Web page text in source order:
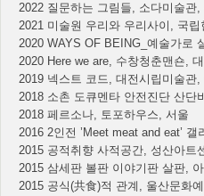
2022 질문하는 그림들, 소다미술관,
2021 미술원 우리와 우리사이, 국
2020 WAYS OF BEING_예술가로
2020 Here we are, 수창청춘맨숀,
2019 넥스트 코드, 대전시립미술관,
2018 소촌 도큐멘타 안전진단 산단
2018 페르소나, 토포하우스, 서울
2016 2인전 ’Meet meat and eat’ 갤
2015 공적취향 사적공간, 성산아트
2015 삼세판 볼판 이야기판 살판,
2015 공식(共食)적 관계, 울산문화